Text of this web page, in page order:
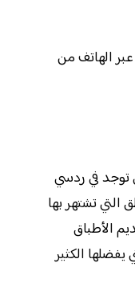
الهاتف من
توجد في ردسي
تشتهر بها
الأطباق
يفضلها الكثير